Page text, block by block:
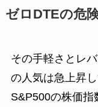
ゼロDTEの危
その手軽さとレ
の人気は急上昇
S&P500の株価指